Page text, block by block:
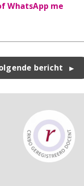
WhatsApp me
bericht